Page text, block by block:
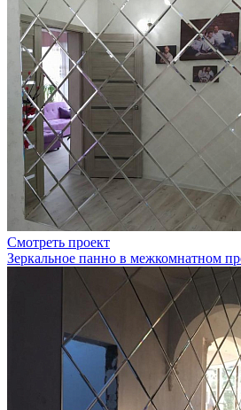
Смотреть проект
Зеркальное панно в межкомнатном